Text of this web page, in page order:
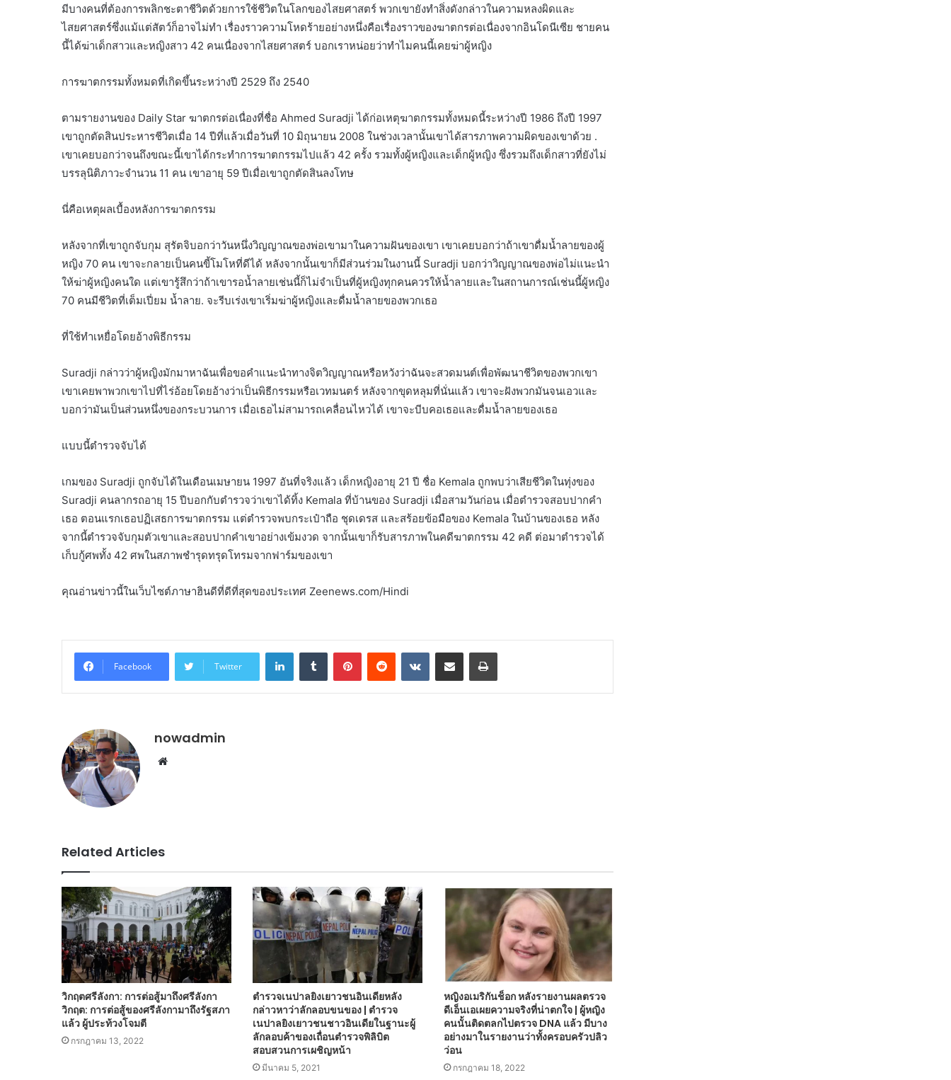
มีบางคนที่ต้องการพลิกชะตาชีวิตด้วยการใช้ชีวิตในโลกของไสยศาสตร์ พวกเขายังทำสิ่งดังกล่าวในความหลงผิดและ
ไสยศาสตร์ซึ่งแม้แต่สัตว์ก็อาจไม่ทำ เรื่องราวความโหดร้ายอย่างหนึ่งคือเรื่องราวของฆาตกรต่อเนื่องจากอินโดนีเซีย ชายคน
นี้ได้ฆ่าเด็กสาวและหญิงสาว 42 คนเนื่องจากไสยศาสตร์ บอกเราหน่อยว่าทำไมคนนี้เคยฆ่าผู้หญิง
การฆาตกรรมทั้งหมดที่เกิดขึ้นระหว่างปี 2529 ถึง 2540
ตามรายงานของ Daily Star ฆาตกรต่อเนื่องที่ชื่อ Ahmed Suradji ได้ก่อเหตุฆาตกรรมทั้งหมดนี้ระหว่างปี 1986 ถึงปี 1997
เขาถูกตัดสินประหารชีวิตเมื่อ 14 ปีที่แล้วเมื่อวันที่ 10 มิถุนายน 2008 ในช่วงเวลานั้นเขาได้สารภาพความผิดของเขาด้วย .
เขาเคยบอกว่าจนถึงขณะนี้เขาได้กระทำการฆาตกรรมไปแล้ว 42 ครั้ง รวมทั้งผู้หญิงและเด็กผู้หญิง ซึ่งรวมถึงเด็กสาวที่ยังไม่
บรรลุนิติภาวะจำนวน 11 คน เขาอายุ 59 ปีเมื่อเขาถูกตัดสินลงโทษ
นี่คือเหตุผลเบื้องหลังการฆาตกรรม
หลังจากที่เขาถูกจับกุม สุรัตจิบอกว่าวันหนึ่งวิญญาณของพ่อเขามาในความฝันของเขา เขาเคยบอกว่าถ้าเขาดื่มน้ำลายของผู้
หญิง 70 คน เขาจะกลายเป็นคนขี้โมโหที่ดีได้ หลังจากนั้นเขาก็มีส่วนร่วมในงานนี้ Suradji บอกว่าวิญญาณของพ่อไม่แนะนำ
ให้ฆ่าผู้หญิงคนใด แต่เขารู้สึกว่าถ้าเขารอน้ำลายเช่นนี้ก็ไม่จำเป็นที่ผู้หญิงทุกคนควรให้น้ำลายและในสถานการณ์เช่นนี้ผู้หญิง
70 คนมีชีวิตที่เต็มเปี่ยม น้ำลาย. จะรีบเร่งเขาเริ่มฆ่าผู้หญิงและดื่มน้ำลายของพวกเธอ
ที่ใช้ทำเหยื่อโดยอ้างพิธีกรรม
Suradji กล่าวว่าผู้หญิงมักมาหาฉันเพื่อขอคำแนะนำทางจิตวิญญาณหรือหวังว่าฉันจะสวดมนต์เพื่อพัฒนาชีวิตของพวกเขา
เขาเคยพาพวกเขาไปที่ไร่อ้อยโดยอ้างว่าเป็นพิธีกรรมหรือเวทมนตร์ หลังจากขุดหลุมที่นั่นแล้ว เขาจะฝังพวกมันจนเอวและ
บอกว่ามันเป็นส่วนหนึ่งของกระบวนการ เมื่อเธอไม่สามารถเคลื่อนไหวได้ เขาจะบีบคอเธอและดื่มน้ำลายของเธอ
แบบนี้ตำรวจจับได้
เกมของ Suradji ถูกจับได้ในเดือนเมษายน 1997 อันที่จริงแล้ว เด็กหญิงอายุ 21 ปี ชื่อ Kemala ถูกพบว่าเสียชีวิตในทุ่งของ
Suradji คนลากรถอายุ 15 ปีบอกกับตำรวจว่าเขาได้ทิ้ง Kemala ที่บ้านของ Suradji เมื่อสามวันก่อน เมื่อตำรวจสอบปากคำ
เธอ ตอนแรกเธอปฏิเสธการฆาตกรรม แต่ตำรวจพบกระเป๋าถือ ชุดเดรส และสร้อยข้อมือของ Kemala ในบ้านของเธอ หลัง
จากนี้ตำรวจจับกุมตัวเขาและสอบปากคำเขาอย่างเข้มงวด จากนั้นเขาก็รับสารภาพในคดีฆาตกรรม 42 คดี ต่อมาตำรวจได้
เก็บกู้ศพทั้ง 42 ศพในสภาพชำรุดทรุดโทรมจากฟาร์มของเขา
คุณอ่านข่าวนี้ในเว็บไซต์ภาษาฮินดีที่ดีที่สุดของประเทศ Zeenews.com/Hindi
Facebook Twitter
LinkedInTumblr PinterestReddit VKontakteShare via Email Print
nowadmin
Website
Related Articles
วิกฤตศรีลังกา: การต่อสู้มาถึงศรีลังกา
วิกฤต: การต่อสู้ของศรีลังกามาถึงรัฐสภา
แล้ว ผู้ประท้วงโจมตี
กรกฎาคม 13, 2022
ตำรวจเนปาลยิงเยาวชนอินเดียหลัง
กล่าวหาว่าลักลอบขนของ | ตำรวจ
เนปาลยิงเยาวชนชาวอินเดียในฐานะผู้
ลักลอบค้าของเถื่อนตำรวจพิลิบิต
สอบสวนการเผชิญหน้า
มีนาคม 5, 2021
หญิงอเมริกันช็อก หลังรายงานผลตรวจ
ดีเอ็นเอเผยความจริงที่น่าตกใจ | ผู้หญิง
คนนั้นติดตลกไปตรวจ DNA แล้ว มีบาง
อย่างมาในรายงานว่าทั้งครอบครัวปลิว
ว่อน
กรกฎาคม 18, 2022